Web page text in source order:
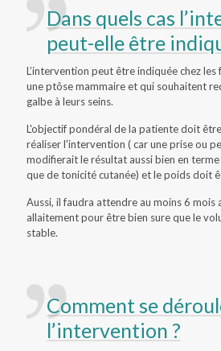
Dans quels cas
peut-elle être
L’intervention peut être indiquée chez
une ptôse mammaire et qui souhaitent
galbe à leurs seins.
L'objectif pondéral de la patiente doit
réaliser l'intervention ( car une prise ou
modifierait le résultat aussi bien en
que de tonicité cutanée) et le poids doit
Aussi, il faudra attendre au moins 6 mois
allaitement pour être bien sure que le
stable.
Comment se
l’intervention ?